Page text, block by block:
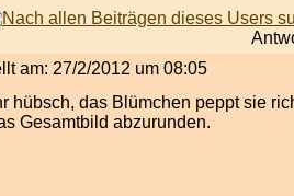
am: 27/2/2012 um 08:05
hübsch, das Blümchen peppt sie
Gesamtbild abzurunden.